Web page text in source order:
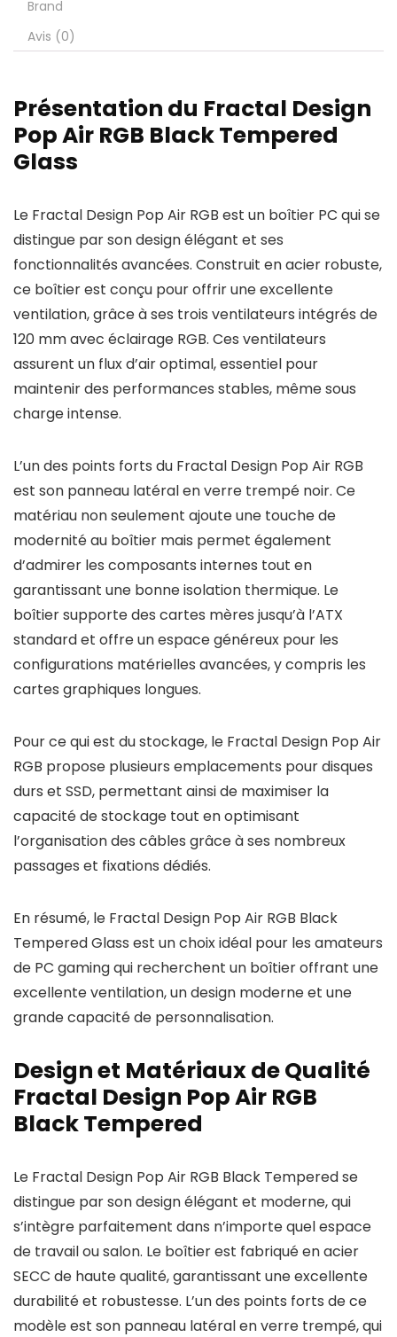
Brand
Avis (0)
Présentation du Fractal Design
Pop Air RGB Black Tempered
Glass
Le Fractal Design Pop Air RGB est un boîtier PC qui se
distingue par son design élégant et ses
fonctionnalités avancées. Construit en acier robuste,
ce boîtier est conçu pour offrir une excellente
ventilation, grâce à ses trois ventilateurs intégrés de
120 mm avec éclairage RGB. Ces ventilateurs
assurent un flux d’air optimal, essentiel pour
maintenir des performances stables, même sous
charge intense.
L’un des points forts du Fractal Design Pop Air RGB
est son panneau latéral en verre trempé noir. Ce
matériau non seulement ajoute une touche de
modernité au boîtier mais permet également
d’admirer les composants internes tout en
garantissant une bonne isolation thermique. Le
boîtier supporte des cartes mères jusqu’à l’ATX
standard et offre un espace généreux pour les
configurations matérielles avancées, y compris les
cartes graphiques longues.
Pour ce qui est du stockage, le Fractal Design Pop Air
RGB propose plusieurs emplacements pour disques
durs et SSD, permettant ainsi de maximiser la
capacité de stockage tout en optimisant
l’organisation des câbles grâce à ses nombreux
passages et fixations dédiés.
En résumé, le Fractal Design Pop Air RGB Black
Tempered Glass est un choix idéal pour les amateurs
de PC gaming qui recherchent un boîtier offrant une
excellente ventilation, un design moderne et une
grande capacité de personnalisation.
Design et Matériaux de Qualité
Fractal Design Pop Air RGB
Black Tempered
Le Fractal Design Pop Air RGB Black Tempered se
distingue par son design élégant et moderne, qui
s’intègre parfaitement dans n’importe quel espace
de travail ou salon. Le boîtier est fabriqué en acier
SECC de haute qualité, garantissant une excellente
durabilité et robustesse. L’un des points forts de ce
modèle est son panneau latéral en verre trempé, qui